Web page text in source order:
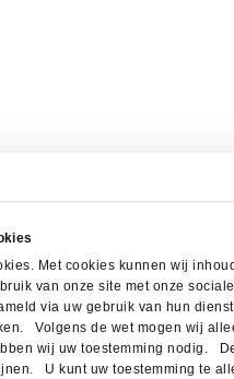
Met cookies kunnen wij
van onze site met onze
via uw gebruik van hun
Volgens de wet mogen wij
wij uw toestemming nodig.
U kunt uw toestemming te